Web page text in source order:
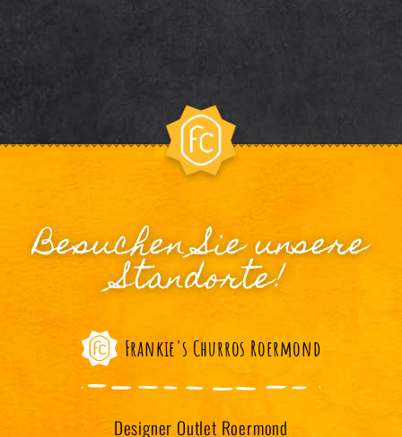
Besuchen Sie unsere
Standorte!
Frankie's Churros Roermond
Designer Outlet Roermond